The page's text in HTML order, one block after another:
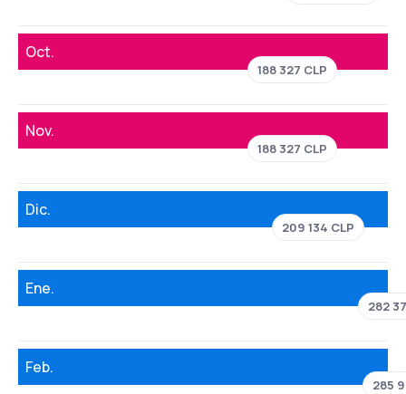
Oct.
188 327 CLP
Nov.
188 327 CLP
Dic.
209 134 CLP
Ene.
282
Feb.
285